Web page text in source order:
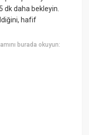
dk daha bekleyin.
hafif
burada okuyun: